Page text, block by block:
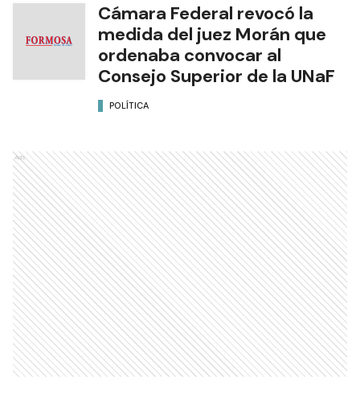
Cámara Federal revocó la
medida del juez Morán que
ordenaba convocar al
Consejo Superior de la UNaF
POLÍTICA
Ads